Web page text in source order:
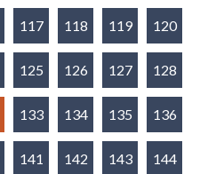
117 118 119 120
125 126 127 128
133 134 135 136
141 142 143 144